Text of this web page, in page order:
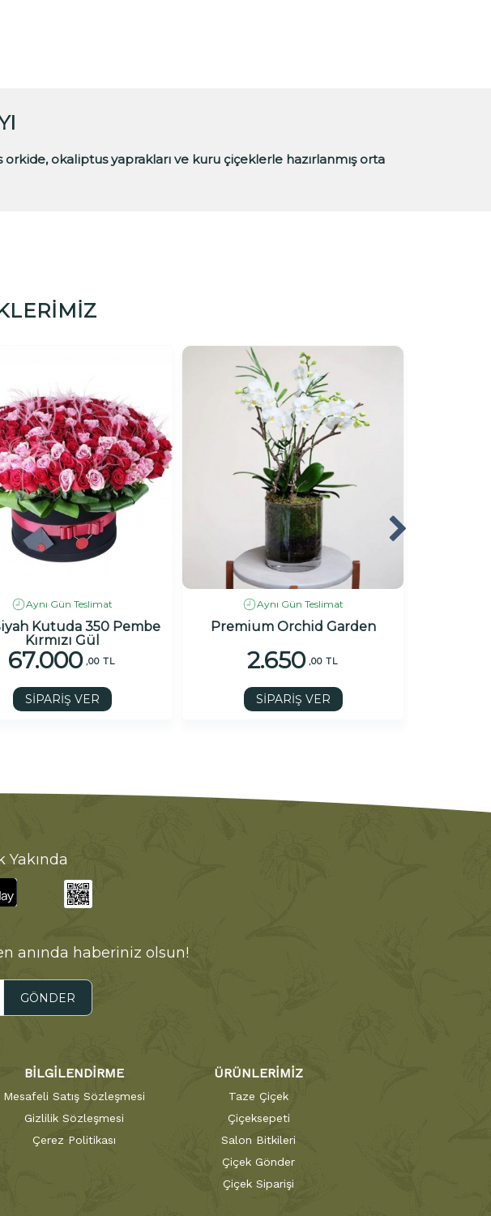
okaliptus yaprakları ve kuru çiçeklerle hazırlanmış orta
Aynı Gün Teslimat
Kutuda 350 Pembe
Kırmızı Gül
67.000 ,00 TL
SİPARİŞ VER
Aynı Gün Teslimat
Premium Orchid Garden
2.650 ,00 TL
SİPARİŞ VER
Yakında
anında haberiniz olsun!
GÖNDER
BİLGİLENDİRME
Mesafeli Satış Sözleşmesi
Gizlilik Sözleşmesi
Çerez Politikası
ÜRÜNLERİMİZ
Taze Çiçek
Çiçeksepeti
Salon Bitkileri
Çiçek Gönder
Çiçek Siparişi